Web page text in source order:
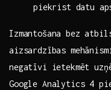
piekrist‌ datu
Izmantošana bez
aizsardzības‌
negatīvi ietekmēt
Google Analytics 4